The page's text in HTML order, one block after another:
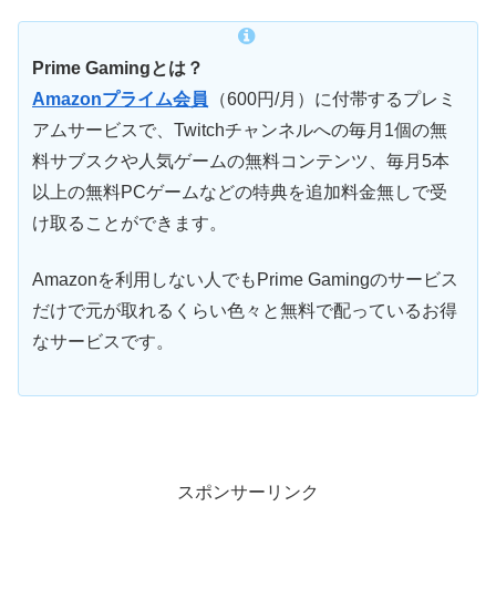
Prime Gamingとは？
Amazonプライム会員
（600円/月）に付帯するプレミ
アムサービスで、Twitchチャンネルへの毎月1個の無
料サブスクや人気ゲームの無料コンテンツ、毎月5本
以上の無料PCゲームなどの特典を追加料金無しで受
け取ることができます。
Amazonを利用しない人でもPrime Gamingのサービス
だけで元が取れるくらい色々と無料で配っているお得
なサービスです。
スポンサーリンク